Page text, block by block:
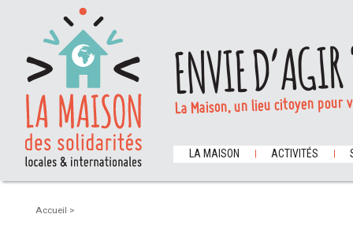
ENVIE
La Maison, un lieu citoyen
LA MAISON ACTIVITÉS
Accueil >